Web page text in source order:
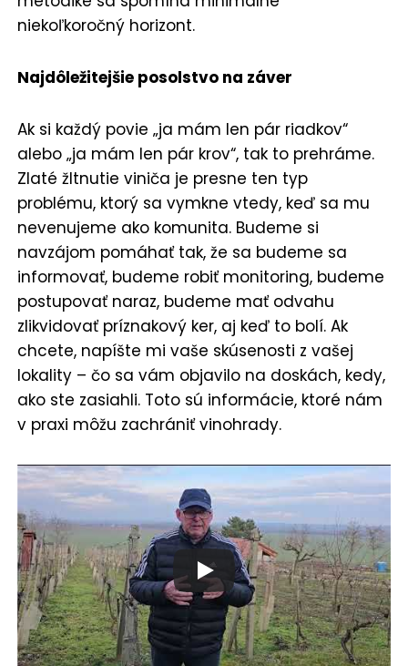
niekoľkoročný horizont.
Najdôležitejšie posolstvo na záver
Ak si každý povie „ja mám len pár riadkov“
alebo „ja mám len pár krov“, tak to prehráme.
Zlaté žltnutie viniča je presne ten typ
problému, ktorý sa vymkne vtedy, keď sa mu
nevenujeme ako komunita. Budeme si
navzájom pomáhať tak, že sa budeme sa
informovať, budeme robiť monitoring, budeme
postupovať naraz, budeme mať odvahu
zlikvidovať príznakový ker, aj keď to bolí. Ak
chcete, napíšte mi vaše skúsenosti z vašej
lokality – čo sa vám objavilo na doskách, kedy,
ako ste zasiahli. Toto sú informácie, ktoré nám
v praxi môžu zachrániť vinohrady.